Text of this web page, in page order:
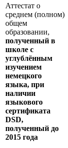
Аттестат о
среднем (полном)
общем
образовании,
полученный в
школе с
углублённым
изучением
немецкого
языка, при
наличии
языкового
сертификата
DSD,
полученный до
2015 года